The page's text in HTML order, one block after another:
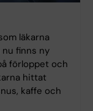
läkarna
finns ny
förloppet och
hittat
kaffe och